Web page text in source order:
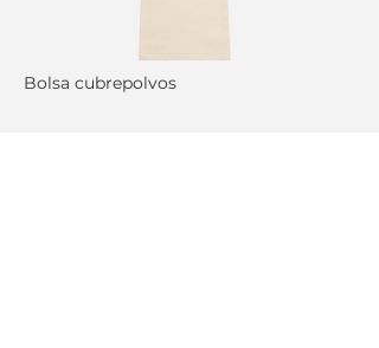
Bolsa cubrepolvos